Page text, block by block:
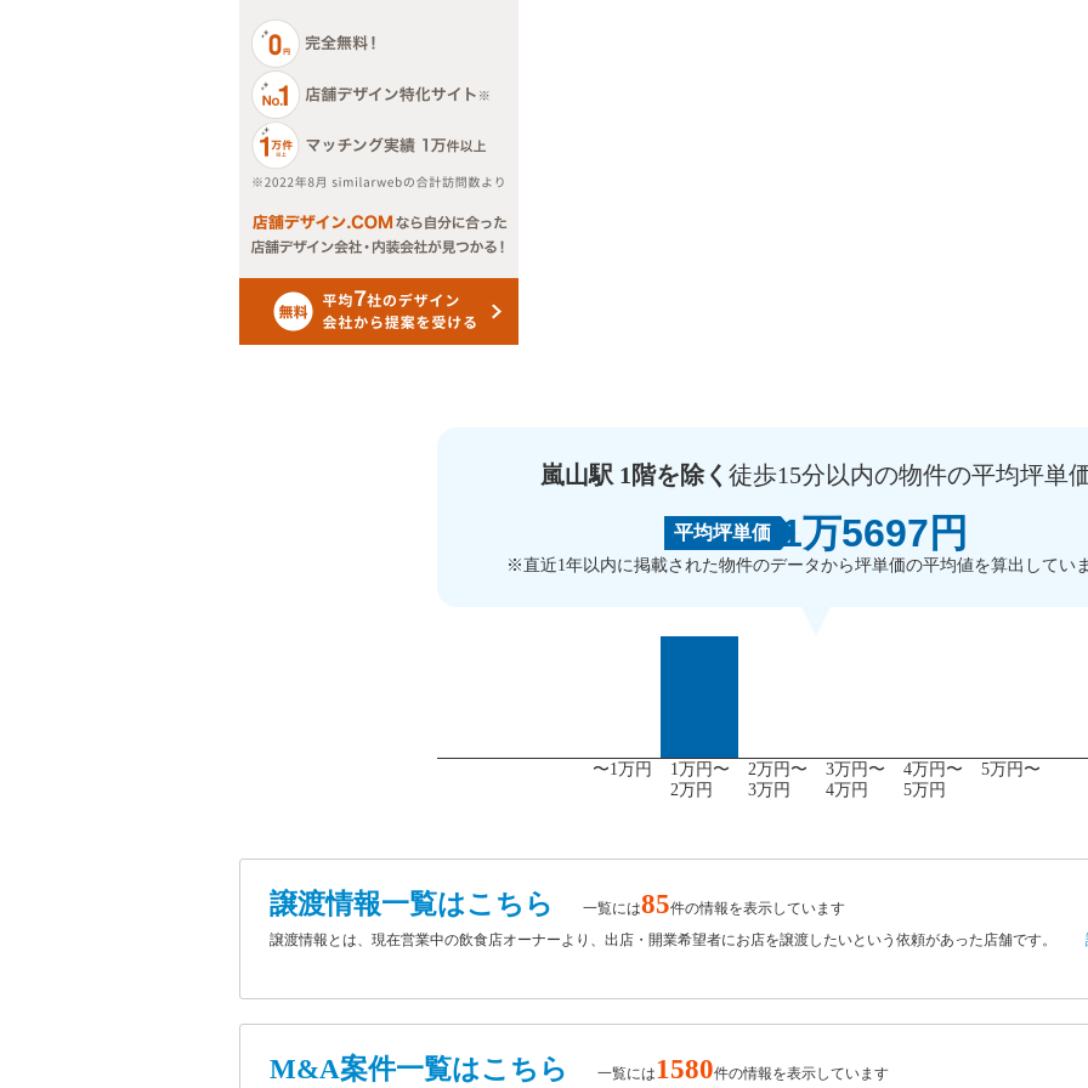
嵐山駅 1階を除く 徒歩15分以内の物件の平均坪単
平均坪単価 1万5697円
※直近1年以内に掲載された物件のデータから坪単価の平均値を算出してい
〜1万円
1万円〜
2万円
2万円〜
3万円
3万円〜
4万円
4万円〜
5万円
5万円〜
譲渡情報一覧はこちら 一覧には85件の情報を表示しています
譲渡情報とは、現在営業中の飲食店オーナーより、出店・開業希望者にお店を譲渡したいという依頼があった店舗です。
M&A案件一覧はこちら 一覧には1580件の情報を表示しています